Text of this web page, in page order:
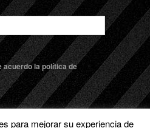
la política de
para mejorar su experiencia de